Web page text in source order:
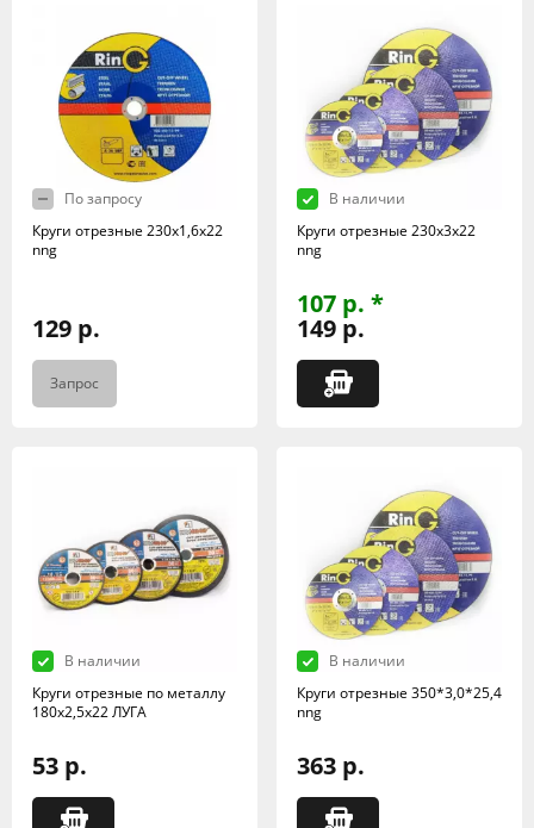
По запросу
Круги отрезные 230х1,6х22
nng
129 р.
Запрос
В наличии
Круги отрезные 230х3х22
nng
107 р. *
149 р.
В наличии
Круги отрезные по металлу
180х2,5х22 ЛУГА
53 р.
В наличии
Круги отрезные 350*3,0*25,4
nng
363 р.